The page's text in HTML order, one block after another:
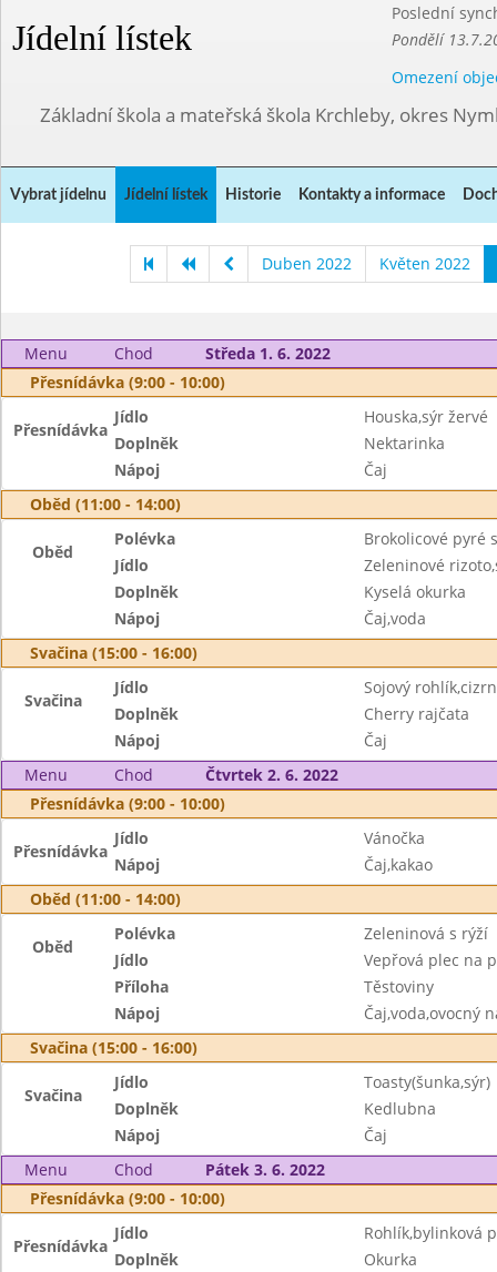
Jídelní lístek
Poslední
Pondělí
Omezení
Základní škola a mateřská škola Krchleby, okres
Vybrat jídelnu Jídelní lístek Historie Kontakty a informace
Duben 2022 Květen 2022
Menu Chod
Středa 1. 6. 2022
Přesnídávka (9:00 - 10:00)
Přesnídávka
Jídlo
Houska,sýr žervé
Doplněk
Nektarinka
Nápoj
Čaj
Oběd (11:00 - 14:00)
Oběd
Polévka
Brokolicové pyré
Jídlo
Zeleninové
Doplněk
Kyselá okurka
Nápoj
Čaj,voda
Svačina (15:00 - 16:00)
Svačina
Jídlo
Sojový
Doplněk
Cherry rajčata
Nápoj
Čaj
Menu
Chod
Čtvrtek 2. 6. 2022
Přesnídávka (9:00 - 10:00)
Přesnídávka
Jídlo
Vánočka
Nápoj
Čaj,kakao
Oběd (11:00 - 14:00)
Oběd
Polévka
Zeleninová s rýží
Jídlo
Vepřová plec na
Příloha
Těstoviny
Nápoj
Čaj,voda,ovocný
Svačina (15:00 - 16:00)
Svačina
Jídlo
Toasty(šunka,sýr)
Doplněk
Kedlubna
Nápoj
Čaj
Menu
Chod
Pátek 3. 6. 2022
Přesnídávka (9:00 - 10:00)
Přesnídávka
Jídlo
Rohlík,bylinková
Doplněk
Okurka